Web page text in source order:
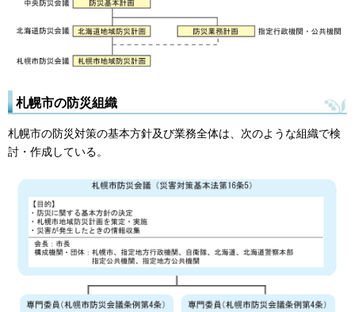
札幌市の防災組織
札幌市の防災対策の基本方針及び業務全体は、次のような組織で検
討・作成している。